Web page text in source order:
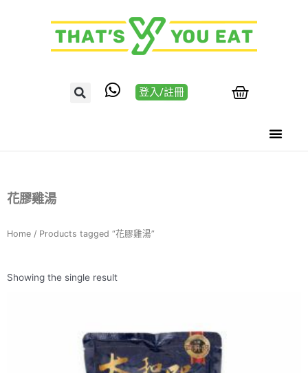
登入/註冊
花膠雞湯
Home / Products tagged “花膠雞湯”
Showing the single result